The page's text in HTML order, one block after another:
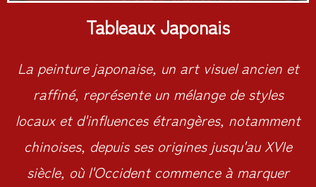
Tableaux Japonais
La peinture japonaise, un art visuel ancien et
raffiné, représente un mélange de styles
locaux et d'influences étrangères, notamment
chinoises, depuis ses origines jusqu'au XVIe
siècle, où l'Occident commence à marquer